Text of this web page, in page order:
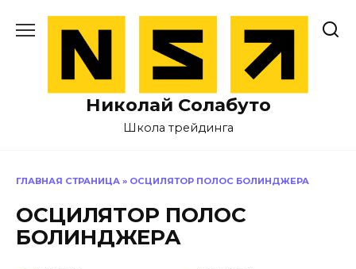
содержанию
Николай Солабуто
Школа трейдинга
ГЛАВНАЯ СТРАНИЦА » ОСЦИЛЯТОР ПОЛОС БОЛИНДЖЕРА
ОСЦИЛЯТОР ПОЛОС
БОЛИНДЖЕРА